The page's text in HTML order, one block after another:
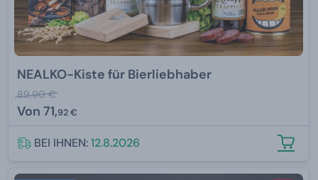
NEALKO-Kiste für Bierliebhaber
89,90 €
Von 71,92 €
BEI IHNEN:12.8.2026